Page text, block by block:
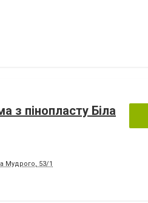
з пінопласту Біла
Мудрого, 53/1